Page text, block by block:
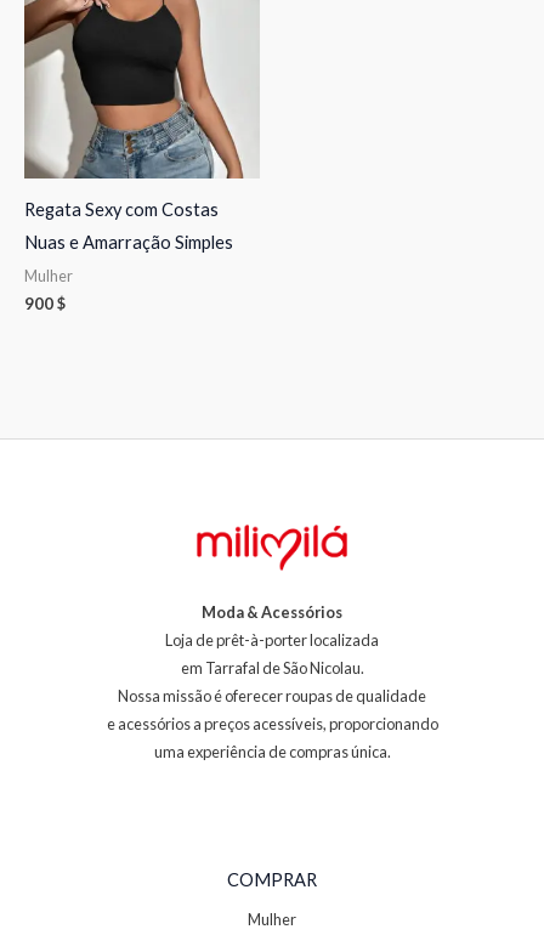
Regata Sexy com Costas
Nuas e Amarração Simples
Mulher
900$
Moda & Acessórios
Loja de prêt-à-porter localizada
em Tarrafal de São Nicolau.
Nossa missão é oferecer roupas de qualidade
e acessórios a preços acessíveis, proporcionando
uma experiência de compras única.
COMPRAR
Mulher